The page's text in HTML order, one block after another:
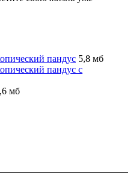
пандус 5,8 мб
пандус с
мб